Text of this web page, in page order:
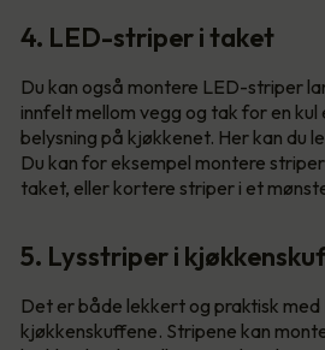
4. LED-striper i taket
Du kan også montere LED-striper
innfelt mellom vegg og tak for en
belysning på kjøkkenet. Her kan du
Du kan for eksempel montere striper
taket, eller kortere striper i et
5. Lysstriper i
Det er både lekkert og praktisk
kjøkkenskuffene. Stripene kan